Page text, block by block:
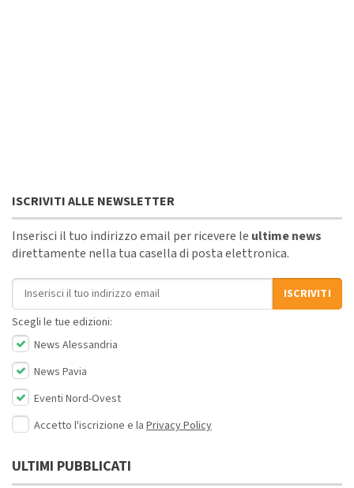
ISCRIVITI ALLE NEWSLETTER
Inserisci il tuo indirizzo email per ricevere le ultime news
direttamente nella tua casella di posta elettronica.
Indirizzo email
ISCRIVITI
Scegli le tue edizioni:
News Alessandria
News Pavia
Eventi Nord-Ovest
Accetto l'iscrizione e la Privacy Policy
ULTIMI PUBBLICATI